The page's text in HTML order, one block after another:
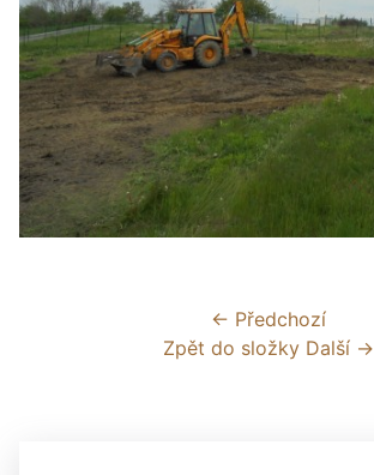
← Předchozí
Zpět do složky Další →